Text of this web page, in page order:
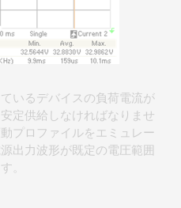
いるデバイスの負荷電流が
定供給しなければなりませ
プロファイルをエミュレー
出力波形が既定の電圧範囲
。